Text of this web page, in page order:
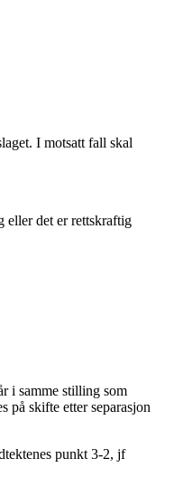
I motsatt fall skal
eller det er rettskraftig
i samme stilling som
på skifte etter separasjon
punkt 3-2, jf